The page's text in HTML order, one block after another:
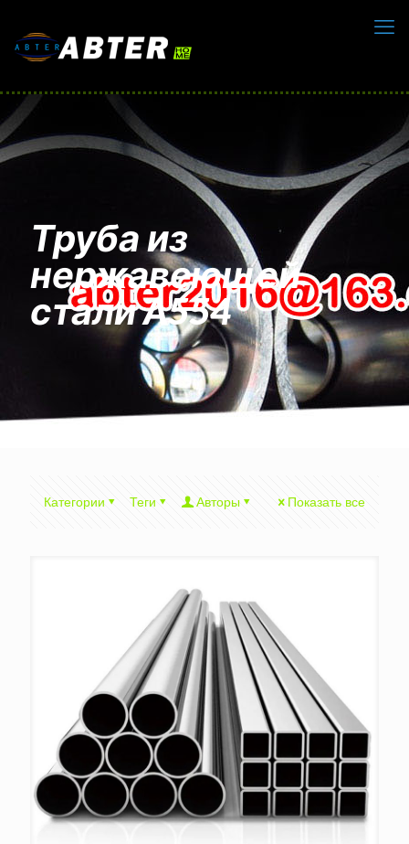
Труба из
нержавеющей
стали A554
Категории Теги Авторы Показать все